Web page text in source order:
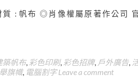
: 帆布 ◎肖像權屬原著作公司
築帆布, 彩色印刷, 彩色招牌, 戶外廣告,
旗幟, 電腦割字 Leave a comment